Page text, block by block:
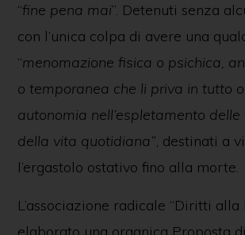
“fine pena mai”. Detenuti senza
con l’unica colpa di avere una
“menomazione fisica o psichica,
o temporanea che li priva in tutto
autonomia nell’espletamento delle
della vita quotidiana”, destinati a
l’ergastolo ostativo fino alla morte.
L’associazione radicale “Diritti alla